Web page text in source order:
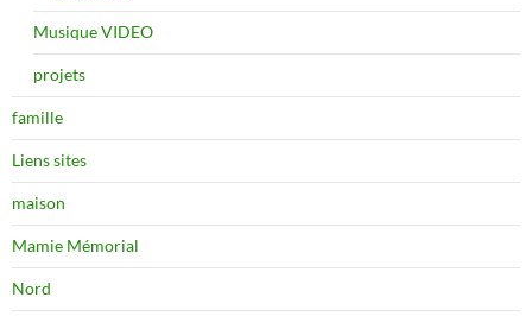
Musique VIDEO
projets
famille
Liens sites
maison
Mamie Mémorial
Nord